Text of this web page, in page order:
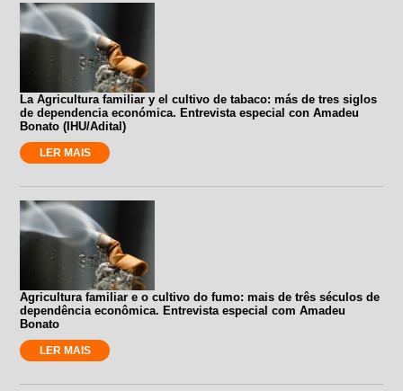
La Agricultura familiar y el cultivo de tabaco: más de tres siglos
de dependencia económica. Entrevista especial con Amadeu
Bonato (IHU/Adital)
LER MAIS
Agricultura familiar e o cultivo do fumo: mais de três séculos de
dependência econômica. Entrevista especial com Amadeu
Bonato
LER MAIS